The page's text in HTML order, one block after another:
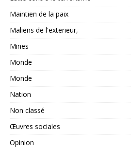
Maintien de la paix
Maliens de l'exterieur,
Mines
Monde
Monde
Nation
Non classé
Œuvres sociales
Opinion